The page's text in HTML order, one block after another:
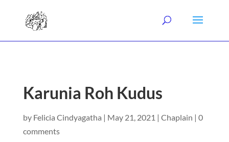
Karunia Roh Kudus
by Felicia Cindyagatha | May 21, 2021 | Chaplain | 0
comments